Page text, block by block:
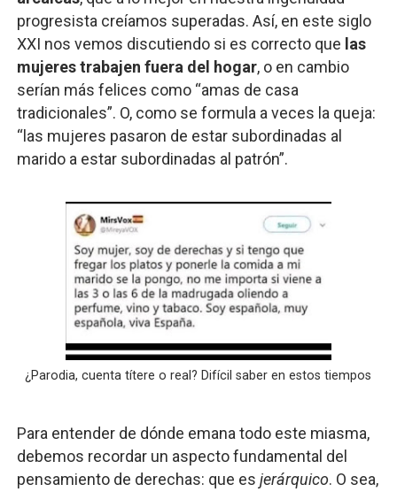
progresista creíamos superadas. Así, en este siglo
XXI nos vemos discutiendo si es correcto que las
mujeres trabajen fuera del hogar, o en cambio
serían más felices como “amas de casa
tradicionales”. O, como se formula a veces la queja:
“las mujeres pasaron de estar subordinadas al
marido a estar subordinadas al patrón”.
¿Parodia, cuenta títere o real? Difícil saber en estos tiempos
Para entender de dónde emana todo este miasma,
debemos recordar un aspecto fundamental del
pensamiento de derechas: que es jerárquico. O sea,